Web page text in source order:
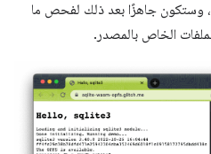
، وستكون جاهزًا بعد ذلك لفحص ما